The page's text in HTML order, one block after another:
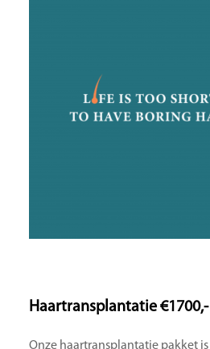
Haartransplantatie €1700,-
Onze haartransplantatie pakket is